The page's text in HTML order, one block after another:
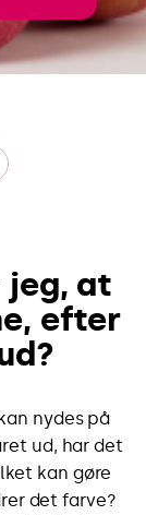
jeg, at
efter
nydes på
ud, har det
kan gøre
det farve?